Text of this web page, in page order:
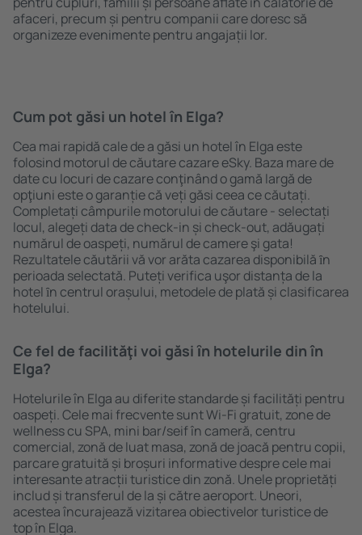
afaceri, precum și pentru companii care doresc să
organizeze evenimente pentru angajații lor.
Cum pot găsi un hotel în Elga?
Cea mai rapidă cale de a găsi un hotel în Elga este
folosind motorul de căutare cazare eSky. Baza mare de
date cu locuri de cazare conţinând o gamă largă de
opţiuni este o garanție că veți găsi ceea ce căutați.
Completați câmpurile motorului de căutare - selectați
locul, alegeți data de check-in și check-out, adăugați
numărul de oaspeți, numărul de camere şi gata!
Rezultatele căutării vă vor arăta cazarea disponibilă ȋn
perioada selectată. Puteți verifica uşor distanța de la
hotel ȋn centrul orașului, metodele de plată și clasificarea
hotelului.
Ce fel de facilităţi voi găsi ȋn hotelurile din în
Elga?
Hotelurile în Elga au diferite standarde și facilități pentru
oaspeți. Cele mai frecvente sunt Wi-Fi gratuit, zone de
wellness cu SPA, mini bar/seif în cameră, centru
comercial, zonă de luat masa, zonă de joacă pentru copii,
parcare gratuită și broșuri informative despre cele mai
interesante atracții turistice din zonă. Unele proprietăți
includ și transferul de la și către aeroport. Uneori,
acestea încurajează vizitarea obiectivelor turistice de
top în Elga.